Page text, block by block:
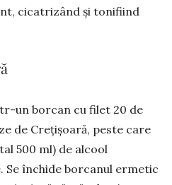
cicatrizând și tonifiind
un borcan cu filet 20 de
de Crețișoară, peste care
500 ml) de al­cool
Se închide borcanul er­metic